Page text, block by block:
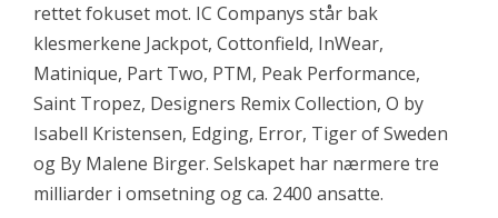
rettet fokuset mot. IC Companys står bak
klesmerkene Jackpot, Cottonfield, InWear,
Matinique, Part Two, PTM, Peak Performance,
Saint Tropez, Designers Remix Collection, O by
Isabell Kristensen, Edging, Error, Tiger of Sweden
og By Malene Birger. Selskapet har nærmere tre
milliarder i omsetning og ca. 2400 ansatte.